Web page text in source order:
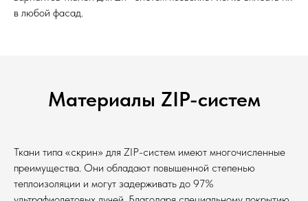
в любой фасад.
Материалы ZIP-систем
Ткани типа «скрин» для ZIP-систем имеют многочисленные
преимущества. Они обладают повышенной степенью
теплоизоляции и могут задерживать до 97%